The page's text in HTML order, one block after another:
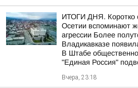
ИТОГИ ДНЯ.
Осетии вспоминают
агрессии Более
Владикавказе
В Штабе
"Единая Россия"
Вчера, 23:18